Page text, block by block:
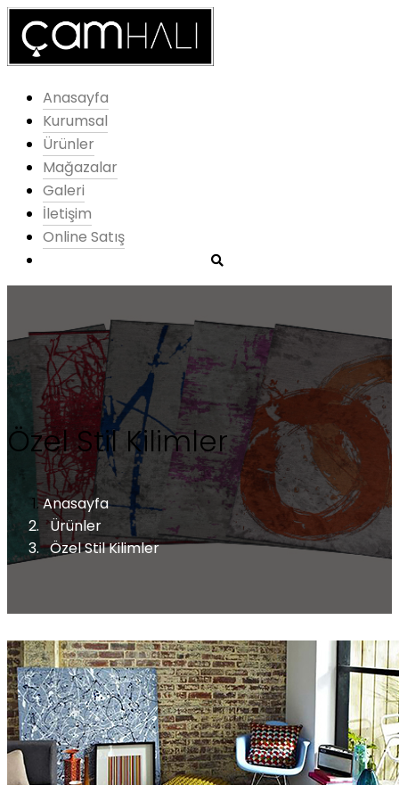
Anasayfa
Kurumsal
Ürünler
Mağazalar
Galeri
İletişim
Online Satış
Özel Stil Kilimler
Anasayfa
Ürünler
Özel Stil Kilimler